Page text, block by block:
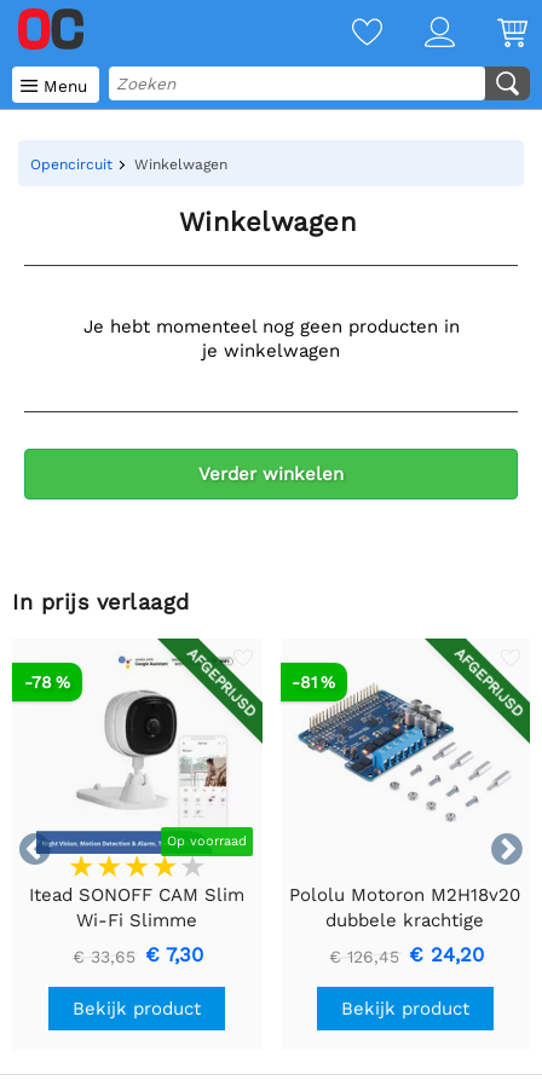
 Menu
Opencircuit Winkelwagen
Winkelwagen
Je hebt momenteel nog geen producten in
je winkelwagen
Verder winkelen
In prijs verlaagd


AFGEPRIJSD
Op voorraad
-78 %
Itead SONOFF CAM Slim
Wi-Fi Slimme
Beveiligingscamera
€ 33,65 € 7,30
Bekijk product
AFGEPRIJSD
-81 %
Pololu Motoron M2H18v20
dubbele krachtige
motorcontroller voor
Raspberry Pi (connectoren
gesoldeerd)
€ 126,45 € 24,20
Bekijk product